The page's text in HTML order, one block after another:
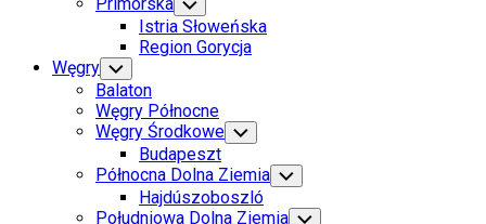
Page
Parent
Toggle
Child
Menu
Istria Słoweńska
Current
Region Gorycja
Węgry Toggle
Child
Menu
Balaton
Węgry Północne
Węgry Środkowe Toggle
Child
Menu
Budapeszt
Północna Dolna Ziemia Toggle
Child
Menu
Hajdúszoboszló
Południowa Dolna Ziemia Toggle